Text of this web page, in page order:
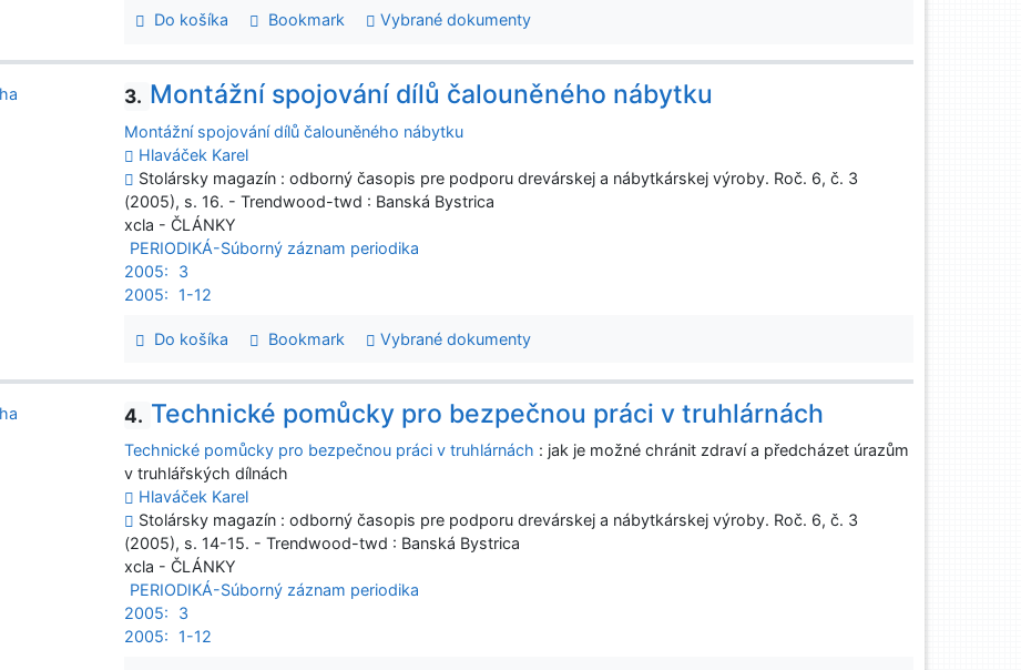
Do košíka Bookmark Vybrané dokumenty
3. Montážní spojování dílů čalouněného nábytku
Montážní spojování dílů čalouněného nábytku
Hlaváček Karel
Stolársky magazín : odborný časopis pre podporu drevárskej a nábytkárskej výroby. Roč. 6, č. 3
(2005), s. 16. - Trendwood-twd : Banská Bystrica
xcla - ČLÁNKY
PERIODIKÁ-Súborný záznam periodika
2005:
3
2005:
1-12
Do košíka Bookmark Vybrané dokumenty
4. Technické pomůcky pro bezpečnou práci v truhlárnách
Technické pomůcky pro bezpečnou práci v truhlárnách : jak je možné chránit zdraví a předcházet úrazům
v truhlářských dílnách
Hlaváček Karel
Stolársky magazín : odborný časopis pre podporu drevárskej a nábytkárskej výroby. Roč. 6, č. 3
(2005), s. 14-15. - Trendwood-twd : Banská Bystrica
xcla - ČLÁNKY
PERIODIKÁ-Súborný záznam periodika
2005:
3
2005:
1-12